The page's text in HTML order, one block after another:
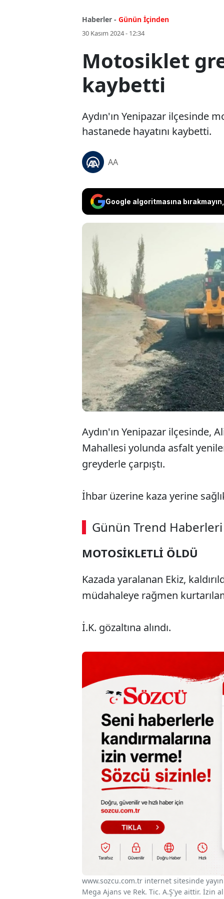
Haberler - Günün İçinden
30 Kasım 2024 - 12:34
Motosiklet
kaybetti
Aydın'ın Yenipazar ilçesinde
hastanede hayatını kaybetti.
AA
Google algoritmasına
Aydın'ın Yenipazar ilçesinde,
Mahallesi yolunda asfalt
greyderle çarpıştı.
İhbar üzerine kaza yerine
Günün Trend Haberleri
00:02 / 09:08
MOTOSİKLETLİ ÖLDÜ
Kazada yaralanan Ekiz,
müdahaleye rağmen
İ.K. gözaltına alındı.
www.sozcu.com.tr internet sitesinde
Mega Ajans ve Rek. Tic. A.Ş'ye aittir. İzin